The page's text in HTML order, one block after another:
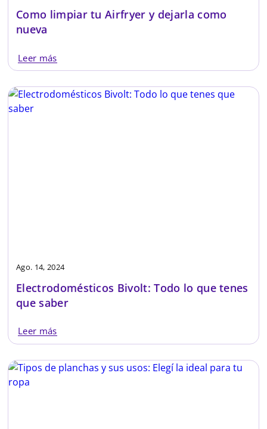
Como limpiar tu Airfryer y dejarla como
nueva
Leer más
Ago. 14, 2024
Electrodomésticos Bivolt: Todo lo que tenes
que saber
Leer más